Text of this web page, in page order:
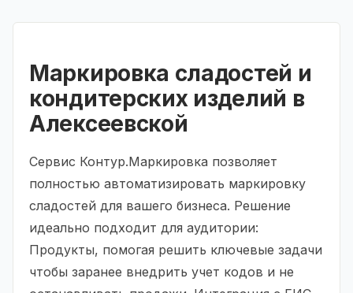
Маркировка сладостей и
кондитерских изделий в
Алексеевской
Сервис Контур.Маркировка позволяет
полностью автоматизировать маркировку
сладостей для вашего бизнеса. Решение
идеально подходит для аудитории:
Продукты, помогая решить ключевые задачи
чтобы заранее внедрить учет кодов и не